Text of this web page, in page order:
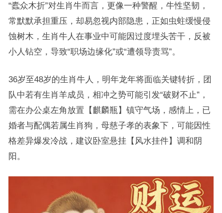
“蠹众木折”对生肖牛而言，更像一种警醒，牛性坚韧，
常默默承担重压，却易忽视内部隐患，正如虫蛀缓慢侵
蚀树木，生肖牛人在事业中可能因过度埋头苦干，反被
小人钻空，导致“职场边缘化”或“遭领导责骂”。
36岁至48岁的生肖牛人，明年龙年将面临关键转折，团
队中若有生肖羊成员，相冲之势可能引发“破财不止”，
需在办公桌左角放置【麒麟瓶】镇守气场，感情上，已
婚者与配偶若属生肖狗，母慈子孝的表象下，可能因性
格差异爆发冷战，建议卧室悬挂【风水挂件】调和阴
阳。